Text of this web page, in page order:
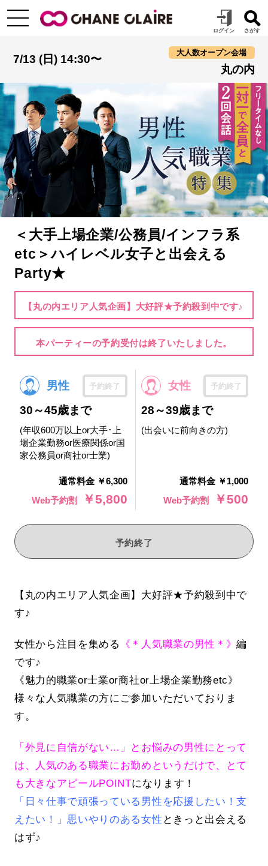
7/13 (日) 14:30〜
大人数オープン会場
丸の内
＜大手上場企業/公務員/インフラ系
etc＞ハイレベル女子と出会える
Party★
【丸の内エリア人気企画】大好評★予約殺到中です♪
本パーティーの予約受付は終了いたしました。
男性 予約終了
30～45歳まで
(年収600万以上or大手･上
場企業勤務or医療関係or国
家公務員or商社or士業)
通常料金 ￥6,300
Web予約割
￥5,800
女性 予約終了
28～39歳まで
(出会いに前向きの方)
通常料金 ￥1,000
Web予約割
￥500
予約終了
【丸の内エリア人気企画】大好評★予約殺到中で
す♪
女性から注目を集める 《＊人気職業の男性＊》編
です♪
《魅力的職業or士業or商社or上場企業勤務etc》
様々な人気職業の方にご参加いただいておりま
す。
「外見に自信がない…」とお悩みの男性にとって
は、人気のある職業にお勤めというだけで、とて
も大きなアピールPOINTになります！
「日々仕事で頑張っている男性を応援したい！支
えたい！」思いやりのある女性 ときっと出会える
はず♪